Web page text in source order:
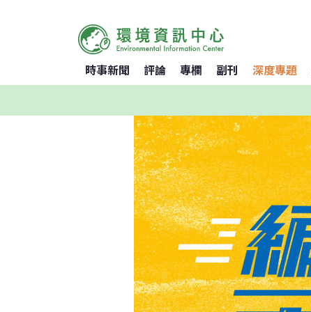
時事新聞 評論 專欄 副刊 深度專題